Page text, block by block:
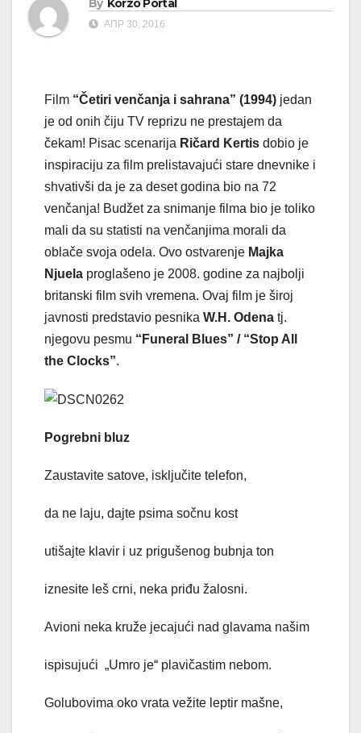
By Korzo Portal
АПР 30, 2016
Film “Četiri venčanja i sahrana” (1994) jedan
je od onih čiju TV reprizu ne prestajem da
čekam! Pisac scenarija Ričard Kertis dobio je
inspiraciju za film prelistavajući stare dnevnike i
shvativši da je za deset godina bio na 72
venčanja! Budžet za snimanje filma bio je toliko
mali da su statisti na venčanjima morali da
oblače svoja odela. Ovo ostvarenje Majka
Njuela proglašeno je 2008. godine za najbolji
britanski film svih vremena. Ovaj film je široj
javnosti predstavio pesnika W.H. Odena tj.
njegovu pesmu “Funeral Blues” / “Stop All
the Clocks”.
Pogrebni bluz
Zaustavite satove, isključite telefon,
da ne laju, dajte psima sočnu kost
utišajte klavir i uz prigušenog bubnja ton
iznesite leš crni, neka priđu žalosni.
Avioni neka kruže jecajući nad glavama našim
ispisujući „Umro je“ plavičastim nebom.
Golubovima oko vrata vežite leptir mašne,